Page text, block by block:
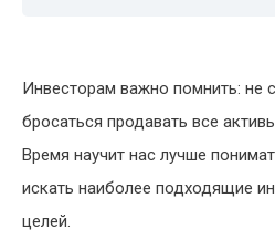
Инвесторам важно помнить: не
бросаться продавать все
Время научит нас лучше
искать наиболее подходящие
целей.